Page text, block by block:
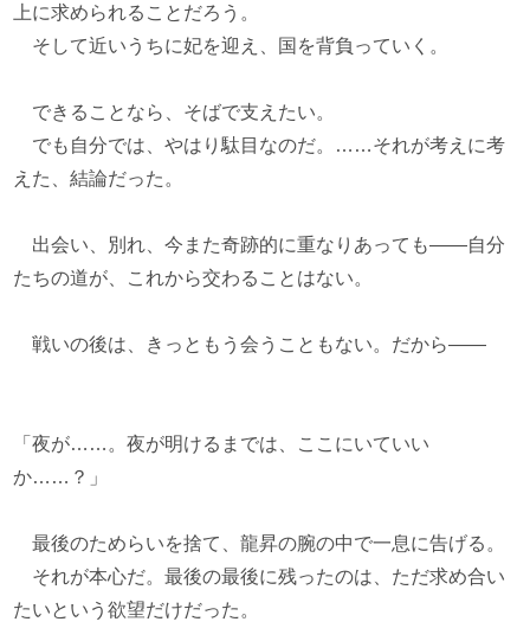
上に求められることだろう。
そして近いうちに妃を迎え、国を背負っていく。
できることなら、そばで支えたい。
でも自分では、やはり駄目なのだ。……それが考えに考
えた、結論だった。
出会い、別れ、今また奇跡的に重なりあっても――自分
たちの道が、これから交わることはない。
戦いの後は、きっともう会うこともない。だから――
「夜が……。夜が明けるまでは、ここにいていい
か……？」
最後のためらいを捨て、龍昇の腕の中で一息に告げる。
それが本心だ。最後の最後に残ったのは、ただ求め合い
たいという欲望だけだった。